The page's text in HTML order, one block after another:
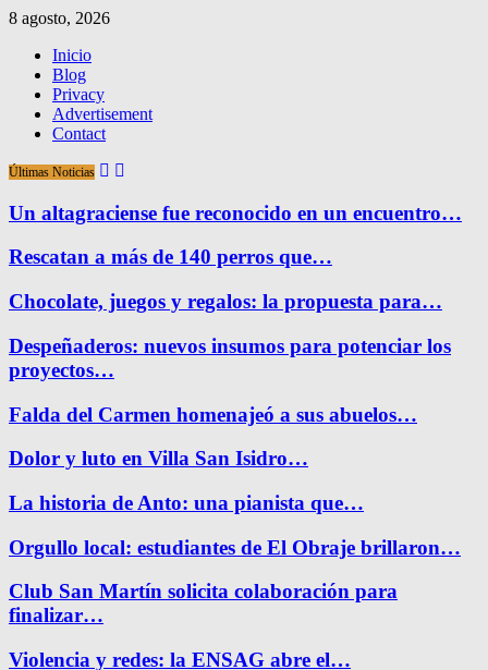
8 agosto, 2026
Inicio
Blog
Privacy
Advertisement
Contact
Últimas Noticias
Un altagraciense fue reconocido en un encuentro…
Rescatan a más de 140 perros que…
Chocolate, juegos y regalos: la propuesta para…
Despeñaderos: nuevos insumos para potenciar los
proyectos…
Falda del Carmen homenajeó a sus abuelos…
Dolor y luto en Villa San Isidro…
La historia de Anto: una pianista que…
Orgullo local: estudiantes de El Obraje brillaron…
Club San Martín solicita colaboración para
finalizar…
Violencia y redes: la ENSAG abre el…